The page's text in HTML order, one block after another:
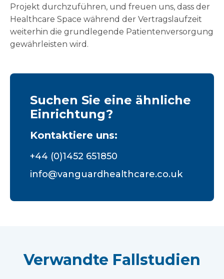
Projekt durchzuführen, und freuen uns, dass der
Healthcare Space während der Vertragslaufzeit
weiterhin die grundlegende Patientenversorgung
gewährleisten wird.
Suchen Sie eine ähnliche
Einrichtung?
Kontaktiere uns:
+44 (0)1452 651850
info@vanguardhealthcare.co.uk
Verwandte Fallstudien